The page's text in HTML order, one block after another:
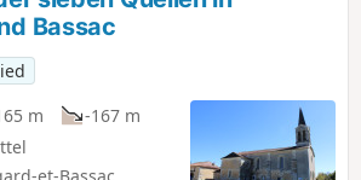
Bassac
m
-167 m